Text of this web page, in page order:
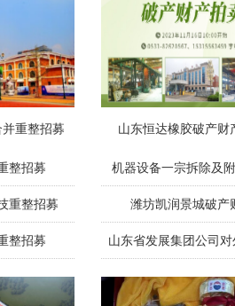
重整招募
整招募
重整招募
整招募
山东恒达橡胶破产财
机器设备一宗拆除及
潍坊凯润景城破产